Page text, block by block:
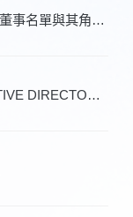
委任執行董事、選舉董事長及董事名單與其角色和職能
APPOINTMENT OF EXECUTIVE DIRECTOR, ELECT